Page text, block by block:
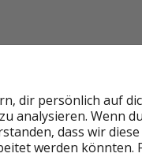
dir persönlich auf
analysieren. Wenn
dass wir
werden könnten.